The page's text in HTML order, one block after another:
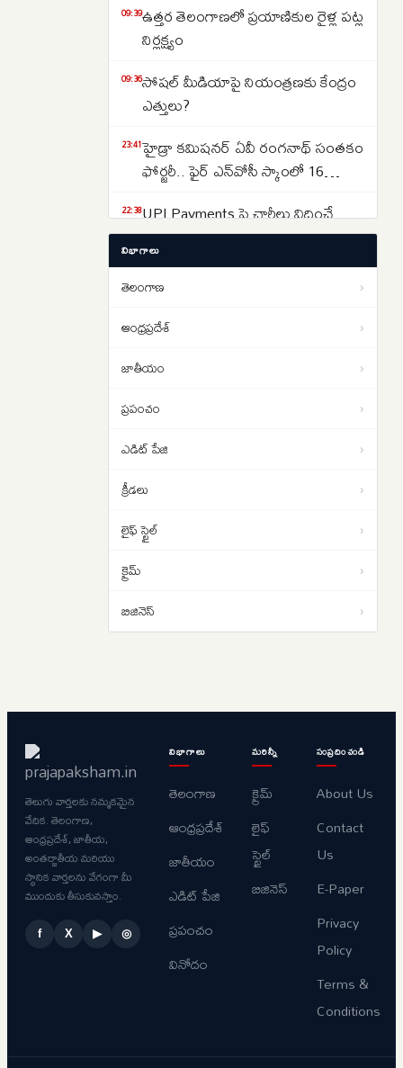
09:39ఉత్తర తెలంగాణలో ప్రయాణికుల రైళ్ల పట్ల
నిర్లక్ష్యం
09:36సోషల్‌ మీడియాపై నియంత్రణకు కేంద్రం
ఎత్తులు?
23:41హైడ్రా కమిషనర్ ఏవీ రంగనాథ్ సంతకం
ఫోర్జరీ.. ఫైర్ ఎన్‌వోసీ స్కాంలో 16
22:38UPI Payments పై ఛార్జీలు విధించే
బిల్లుకు లోక్‌సభ ఆమోదం.. మారనున్న
చెల్లింపుల విధానం
హైదరాబాద్‌లో పది లక్షల మంది ఓటర్లు
గల్లంతు..సీఈసీ స్పందన ఇదే..
విభాగాలు
తెలంగాణ ›
ఆంధ్రప్రదేశ్ ›
జాతీయం ›
ప్రపంచం ›
ఎడిట్ పేజి ›
క్రీడలు ›
లైఫ్ స్టైల్ ›
క్రైమ్ ›
బిజినెస్ ›
తెలుగు వార్తలకు నమ్మకమైన
వేదిక. తెలంగాణ,
ఆంధ్రప్రదేశ్, జాతీయ,
అంతర్జాతీయ మరియు
స్థానిక వార్తలను వేగంగా మీ
ముందుకు తీసుకువస్తాం.
f X ▶ ◎
విభాగాలు
తెలంగాణ
ఆంధ్రప్రదేశ్
జాతీయం
ఎడిట్ పేజి
ప్రపంచం
వినోదం
మరిన్నీ
క్రైమ్
లైఫ్
స్టైల్
బిజినెస్
సంప్రదించండి
About Us
Contact
Us
E-Paper
Privacy
Policy
Terms &
Conditions